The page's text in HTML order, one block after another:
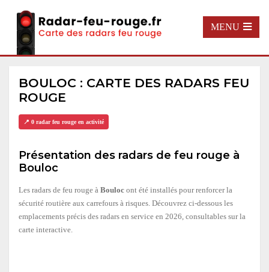
MENU
BOULOC : CARTE DES RADARS FEU
ROUGE
📍 0 radar feu rouge en activité
Présentation des radars de feu rouge à
Bouloc
Les radars de feu rouge à Bouloc ont été installés pour renforcer la
sécurité routière aux carrefours à risques. Découvrez ci-dessous les
emplacements précis des radars en service en 2026, consultables sur la
carte interactive.